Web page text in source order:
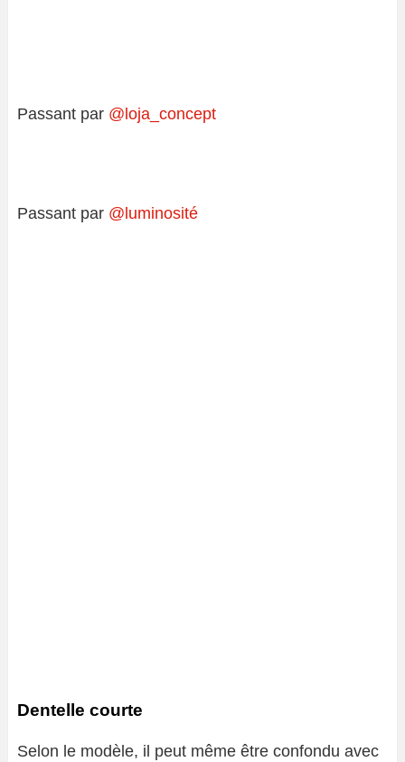
Passant par @loja_concept
Passant par @luminosité
Dentelle courte
Selon le modèle, il peut même être confondu avec